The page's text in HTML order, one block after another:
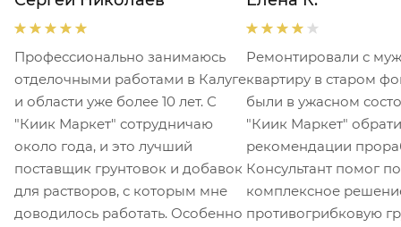
Профессионально занимаюсь
отделочными работами в Калуге
и области уже более 10 лет. С
"Киик Маркет" сотрудничаю
около года, и это лучший
поставщик грунтовок и добавок
для растворов, с которым мне
доводилось работать. Особенно
Ремонтировали с
квартиру в старом
были в ужасном
"Киик Маркет"
рекомендации
Консультант помог
комплексное
противогрибковую